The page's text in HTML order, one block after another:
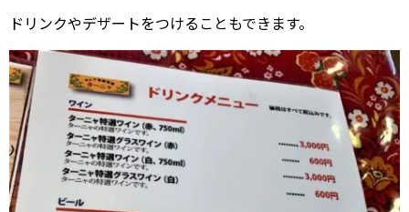
ドリンクやデザートをつけることもできます。